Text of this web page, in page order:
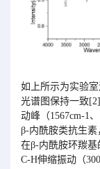
如上所示为实验
光谱图保持一致
动峰（1567cm-1
β-内酰胺类抗生
在β-内酰胺环羰基
C-H伸缩振动（